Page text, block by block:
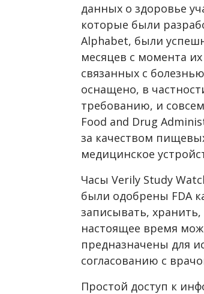
данных о здоровье
которые были
Alphabet, были
месяцев с момента
связанных с
оснащено, в
требованию, и
Food and Drug
за качеством
медицинское
Часы Verily Study
были одобрены FDA
записывать,
настоящее время
предназначены для
согласованию с
Простой доступ к